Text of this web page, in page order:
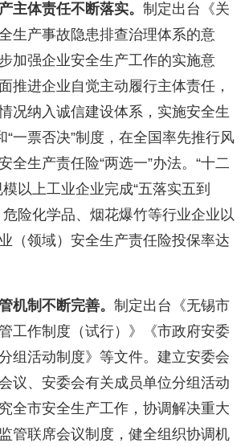
体责任不断落实。 制定出台《关
生产事故隐患排查治理体系的意
加强企业安全生产工作的实施意
推进企业自觉主动履行主体责任，
况纳入诚信建设体系，实施安全生
“一票否决”制度，在全国率先推行风
全生产责任险“两选一”办法。“十二
以上工业企业完成“五落实五到
危险化学品、烟花爆竹等行业企业以
（领域）安全生产责任险投保率达
制不断完善。 制定出台《无锡市
工作制度（试行）》《市政府安委
组活动制度》等文件。建立安委会
议、安委会有关成员单位分组活动
全市安全生产工作，协调解决重大
管联席会议制度，健全组织协调机